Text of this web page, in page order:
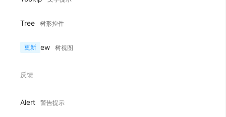
Tree 树形控件
TreeView 树视图
更新
反馈
Alert 警告提示